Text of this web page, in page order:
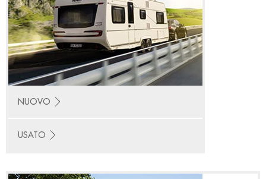
NUOVO
USATO